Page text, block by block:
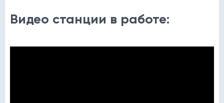
Видео станции в работе: